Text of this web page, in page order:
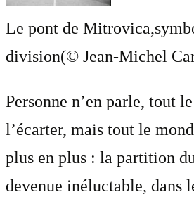
Le pont de
division(© Jean-Michel
Personne n’en parle, tout
l’écarter, mais tout le
plus en plus : la partition
devenue inéluctable, dans